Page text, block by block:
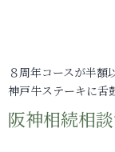
８周年コースが半額
神戸牛ステーキに舌
阪神相続相